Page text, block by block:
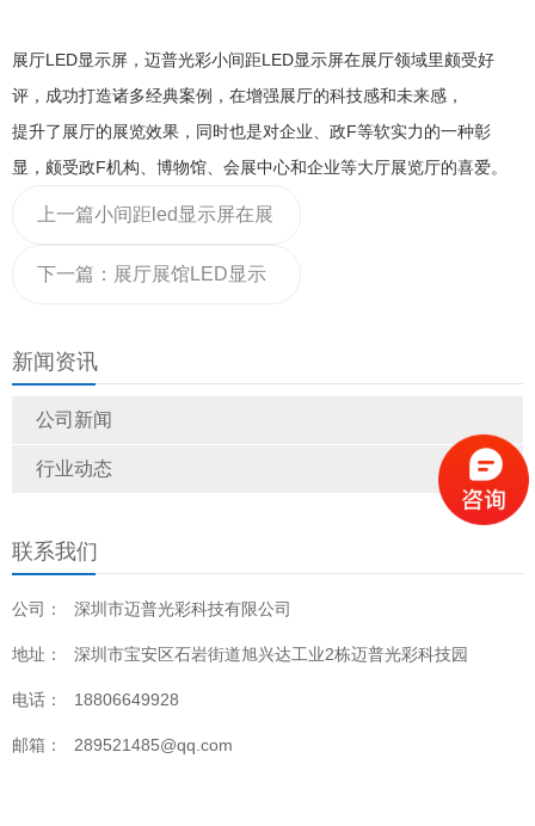
新闻资讯
公司新闻
行业动态
联系我们
公司： 深圳市迈普光彩科技有限公司
地址： 深圳市宝安区石岩街道旭兴达工业2栋迈普光彩科技园
电话： 18806649928
邮箱： 289521485@qq.com
展厅LED显示屏，迈普光彩小间距LED显示屏在展厅领域里颇受好
评，成功打造诸多经典案例，在增强展厅的科技感和未来感，
提升了展厅的展览效果，同时也是对企业、政F等软实力的一种彰
显，颇受政F机构、博物馆、会展中心和企业等大厅展览厅的喜爱。
上一篇小间距led显示屏在展
厅中的应用优势
下一篇： 展厅展馆LED显示